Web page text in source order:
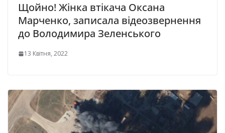
Щойно! Жінка втікача Оксана
Марченко, записала відеозвернення
до Володимира Зеленського
13 Квітня, 2022